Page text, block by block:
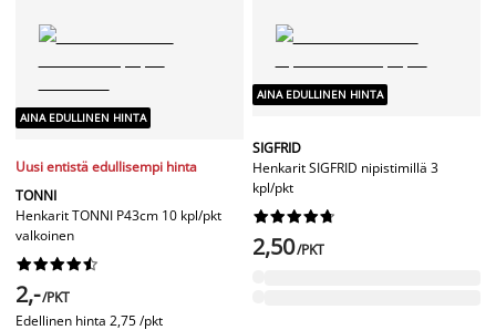
AINA EDULLINEN HINTA
Uusi entistä edullisempi hinta
TONNI
Henkarit TONNI P43cm 10 kpl/pkt
valkoinen






2,-/PKT
Edellinen hinta 2,75 /pkt
AINA EDULLINEN HINTA
SIGFRID
Henkarit SIGFRID nipistimillä 3
kpl/pkt






2,50/PKT